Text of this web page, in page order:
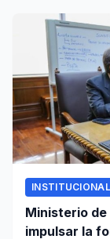
Ministerio
impulsar la